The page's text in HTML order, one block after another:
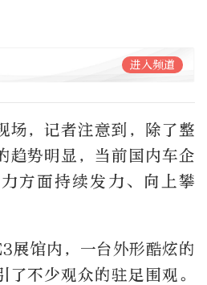
进入频道
场，记者注意到，除了整
趋势明显，当前国内车企
方面持续发力、向上攀
展馆内，一台外形酷炫的
不少观众的驻足围观。